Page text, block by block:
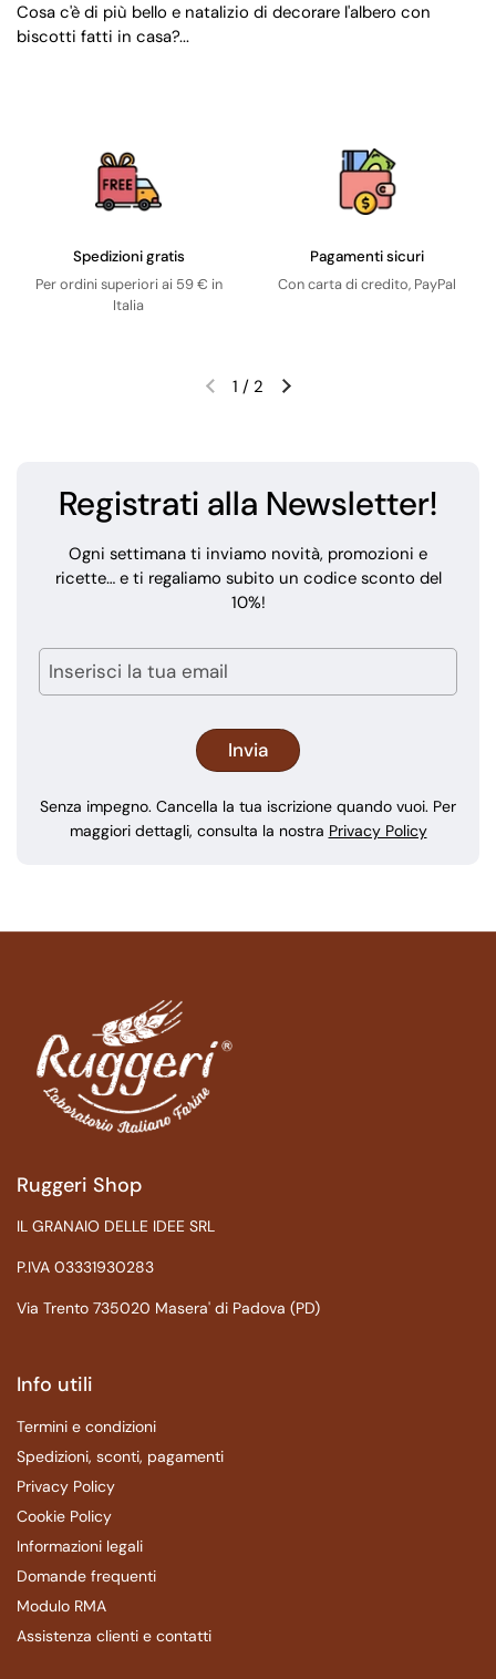
Cosa c'è di più bello e natalizio di decorare l'albero con
biscotti fatti in casa?...
Spedizioni gratis
Per ordini superiori ai 59 € in
Italia
Pagamenti sicuri
Con carta di credito, PayPal
1 / 2
Registrati alla Newsletter!
Ogni settimana ti inviamo novità, promozioni e
ricette… e ti regaliamo subito un codice sconto del
10%!
Senza impegno. Cancella la tua iscrizione quando vuoi. Per
maggiori dettagli, consulta la nostra Privacy Policy
Ruggeri Shop
IL GRANAIO DELLE IDEE SRL
P.IVA 03331930283
Via Trento 735020 Masera' di Padova (PD)
Info utili
Termini e condizioni
Spedizioni, sconti, pagamenti
Privacy Policy
Cookie Policy
Informazioni legali
Domande frequenti
Modulo RMA
Assistenza clienti e contatti